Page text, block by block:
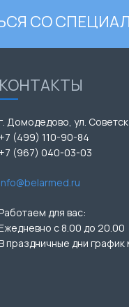
СО
КОНТАКТЫ
Домодедово, ул.
+7 (499) 110-90-84
+7 (967) 040-03-03
info@belarmed.ru
для вас:
с 8.00 до 20.00
праздничные дни